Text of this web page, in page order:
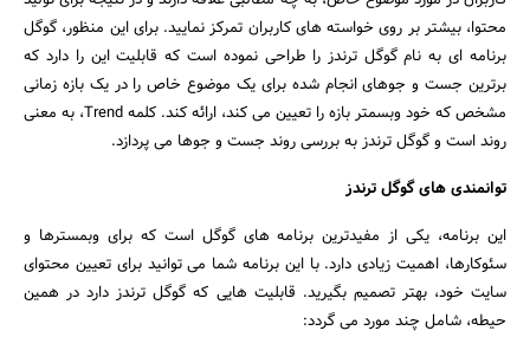
محتوا، بیشتر بر روی خواسته های کاربران تمرکز نمایید. برای این منظور، گوگل
برنامه ای به نام گوگل ترندز را طراحی نموده است که قابلیت این را دارد که
برترین جست و جوهای انجام شده برای یک موضوع خاص را در یک بازه زمانی
مشخص که خود وبسمتر بازه را تعیین می کند، ارائه کند. کلمه Trend، به معنی
روند است و گوگل ترندز به بررسی روند جست و جوها می پردازد.
توانمندی های گوگل ترندز
این برنامه، یکی از مفیدترین برنامه های گوگل است که برای وبمسترها و
سئوکارها، اهمیت زیادی دارد. با این برنامه شما می توانید برای تعیین محتوای
سایت خود، بهتر تصمیم بگیرید. قابلیت هایی که گوگل ترندز دارد در همین
حیطه، شامل چند مورد می گردد: